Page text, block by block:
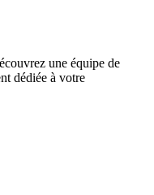
une équipe de
dédiée à votre